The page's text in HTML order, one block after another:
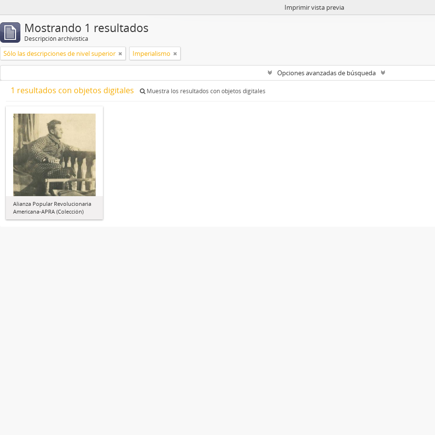
Imprimir vista previa
Mostrando 1 resultados
Descripción archivística
Sólo las descripciones de nivel superior Imperialismo
Opciones avanzadas de búsqueda
1 resultados con objetos digitales Muestra los resultados con objetos digitales
Alianza Popular Revolucionaria
Americana-APRA (Colección)